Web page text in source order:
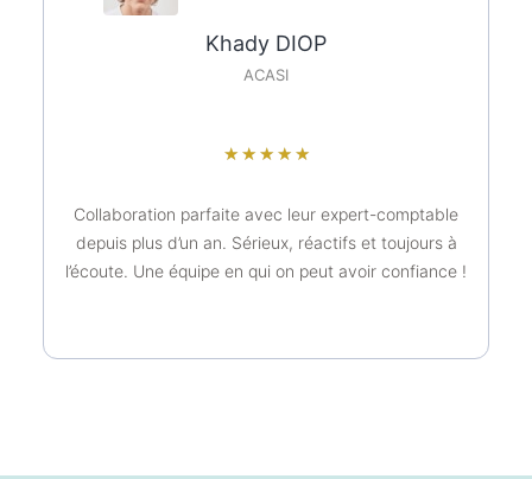
Khady DIOP
ACASI
★ ★ ★ ★ ★
Collaboration parfaite avec leur expert-comptable
depuis plus d’un an. Sérieux, réactifs et toujours à
l’écoute. Une équipe en qui on peut avoir confiance !